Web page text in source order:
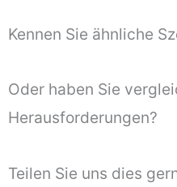
Kennen Sie ähnliche
Oder haben Sie
Herausforderungen?
Teilen Sie uns dies